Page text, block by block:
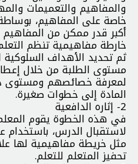
والمفاهيم والتعميمات
خاصة على المفاهيم،
أكبر قدر ممكن من
خارطة مفاهيمية تنظم
ثم تحديد الأهداف السلوكية
مستوى الطلبة من خلال
لمعرفة خصائصهم ومستوى
المادة إلى خطوات صغيرة.
2- إثاره الدافعية
في هذه الخطوة يقوم
لاستقبال الدرس، باستخدام
مثل خريطة مفاهيمية لها
تحفيز المتعلم للتعلم.